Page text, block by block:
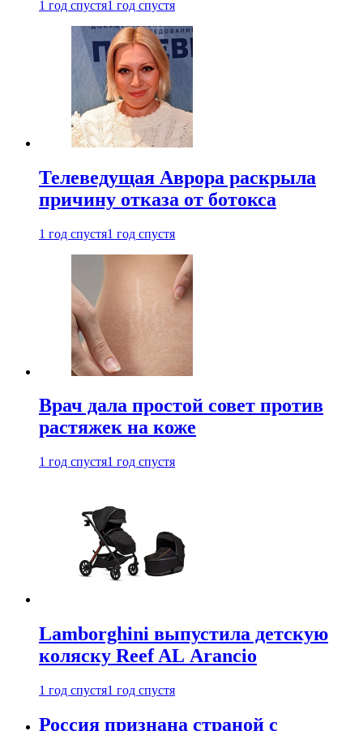
1 год спустя1 год спустя
Телеведущая Аврора раскрыла
причину отказа от ботокса
1 год спустя1 год спустя
Врач дала простой совет против
растяжек на коже
1 год спустя1 год спустя
Lamborghini выпустила детскую
коляску Reef AL Arancio
1 год спустя1 год спустя
Россия признана страной с